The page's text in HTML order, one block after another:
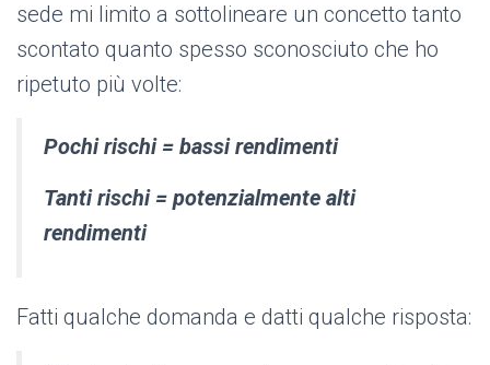
sede mi limito a sottolineare un concetto tanto
scontato quanto spesso sconosciuto che ho
ripetuto più volte:
Pochi rischi = bassi rendimenti
Tanti rischi = potenzialmente alti
rendimenti
Fatti qualche domanda e datti qualche risposta: